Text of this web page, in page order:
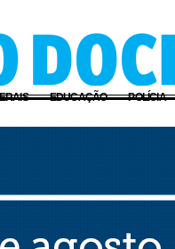
EDUCAÇÃO POLÍCIA